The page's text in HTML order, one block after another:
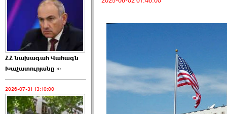
ՀՀ նախագահ Վահագն
Խաչատուրյանը ›››
2026-07-31 13:10:00